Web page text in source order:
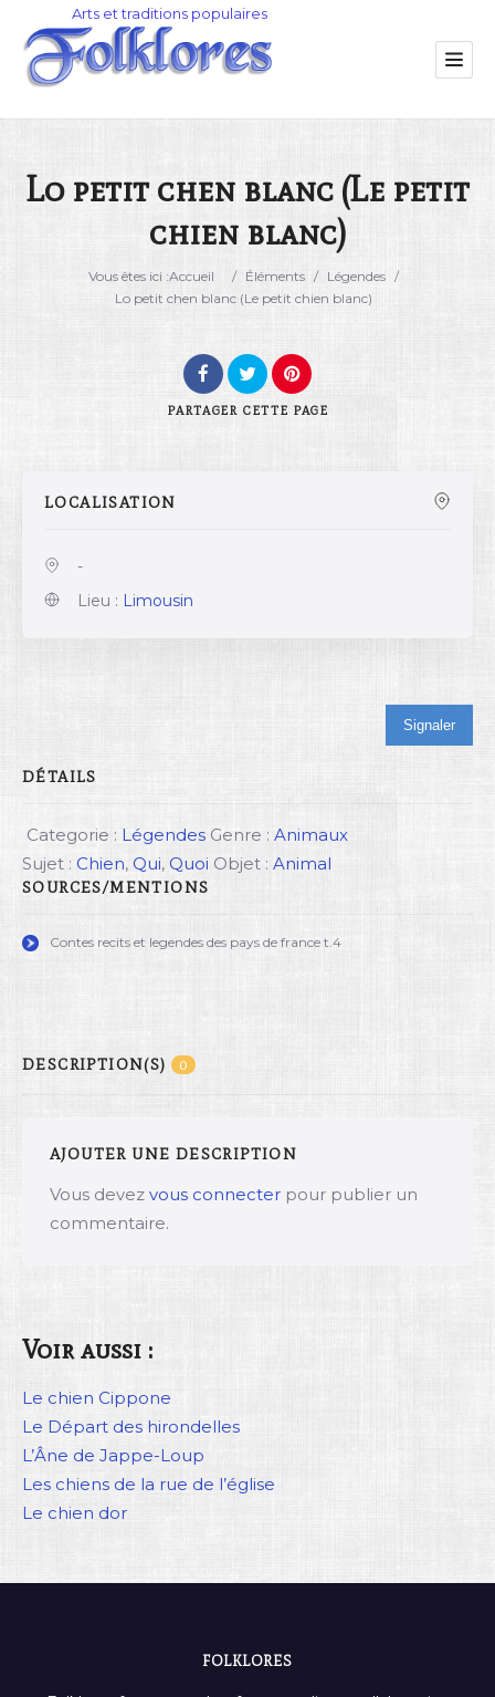
Lo petit chen blanc (Le petit
chien blanc)
Vous êtes ici :Accueil / Éléments / Légendes /
Lo petit chen blanc (Le petit chien blanc)
PARTAGER CETTE PAGE
LOCALISATION
-
Lieu : Limousin
Signaler
DÉTAILS
Categorie : Légendes Genre : Animaux
Sujet : Chien, Qui, Quoi Objet : Animal
SOURCES/MENTIONS
Contes recits et legendes des pays de france t.4
DESCRIPTION(S) 0
AJOUTER UNE DESCRIPTION
Vous devez vous connecter pour publier un
commentaire.
Voir aussi :
Le chien Cippone
Le Départ des hirondelles
L’Âne de Jappe-Loup
Les chiens de la rue de l’église
Le chien dor
FOLKLORES